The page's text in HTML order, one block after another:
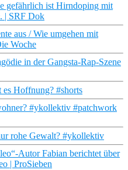
gefährlich ist Hirndoping mit
| SRF Dok
aus / Wie umgehen mit
Woche
in der Gangsta-Rap-Szene
Hoffnung? #shorts
#ykollektiv #patchwork
rohe Gewalt? #ykollektiv
Autor Fabian berichtet über
| ProSieben